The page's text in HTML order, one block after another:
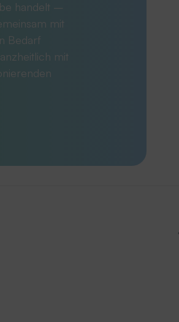
handelt –
mit
Bedarf
mit